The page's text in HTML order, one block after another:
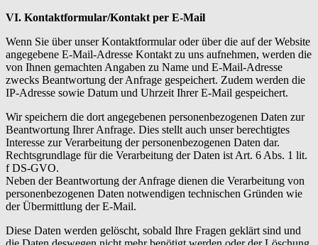
VI. Kontaktformular/Kontakt per E-Mail
Wenn Sie über unser Kontaktformular oder über die auf der Website
angegebene E-Mail-Adresse Kontakt zu uns aufnehmen, werden die
von Ihnen gemachten Angaben zu Name und E-Mail-Adresse
zwecks Beantwortung der Anfrage gespeichert. Zudem werden die
IP-Adresse sowie Datum und Uhrzeit Ihrer E-Mail gespeichert.
Wir speichern die dort angegebenen personenbezogenen Daten zur
Beantwortung Ihrer Anfrage. Dies stellt auch unser berechtigtes
Interesse zur Verarbeitung der personenbezogenen Daten dar.
Rechtsgrundlage für die Verarbeitung der Daten ist Art. 6 Abs. 1 lit.
f DS-GVO.
Neben der Beantwortung der Anfrage dienen die Verarbeitung von
personenbezogenen Daten notwendigen technischen Gründen wie
der Übermittlung der E-Mail.
Diese Daten werden gelöscht, sobald Ihre Fragen geklärt sind und